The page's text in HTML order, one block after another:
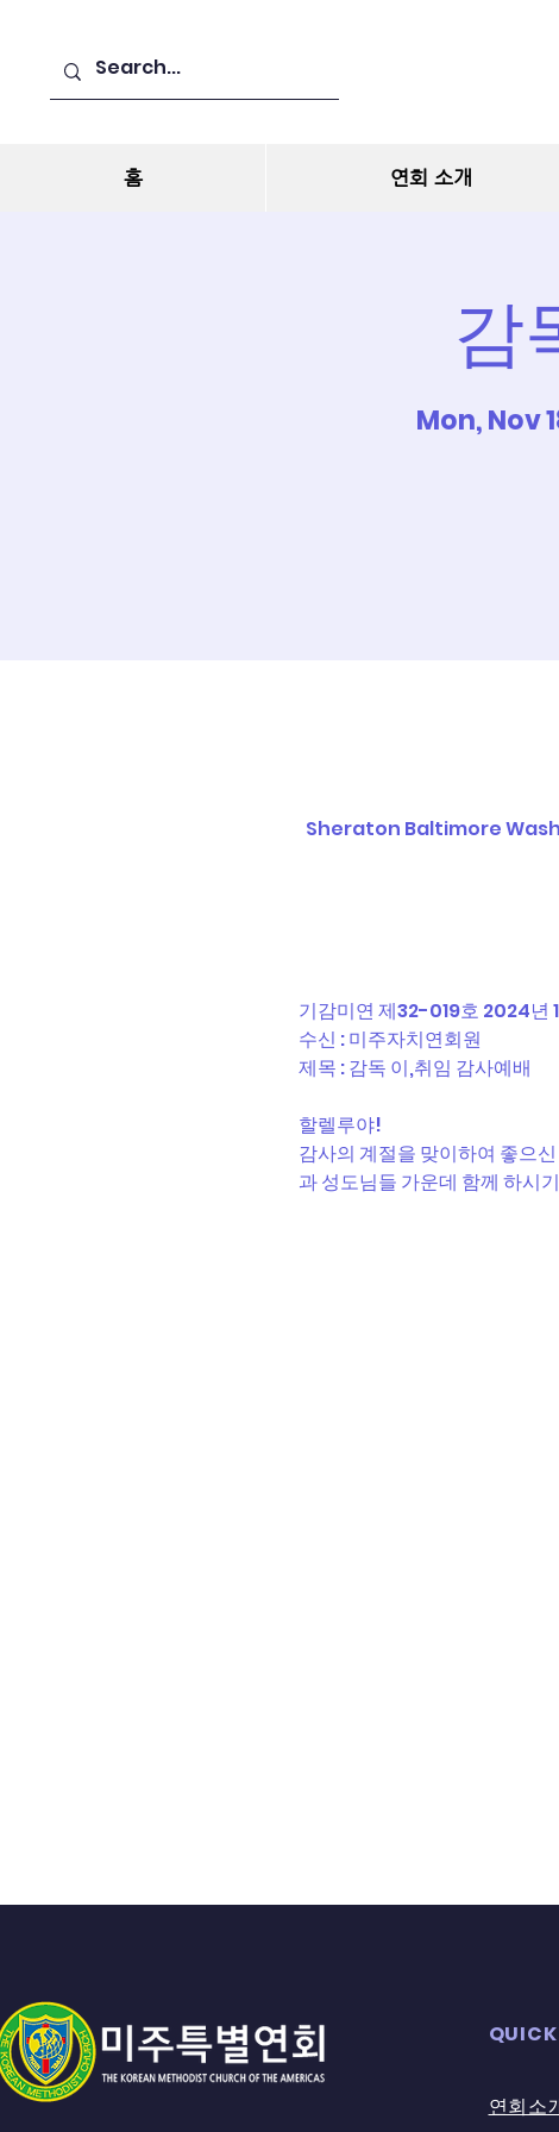
홈 연회 소개
감
Mon, Nov
Sheraton Baltimore
기감미연 제32-019호 2024년
수신 : 미주자치연회원
제목 : 감독 이,취임 감사예배
할렐루야!
감사의 계절을 맞이하여 좋으
과 성도님들 가운데 함께 하시
연회소